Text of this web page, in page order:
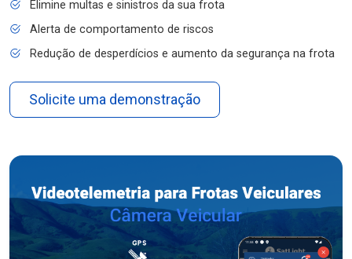
Elimine multas e sinistros da sua frota
Alerta de comportamento de riscos
Redução de desperdícios e aumento da segurança na frota
Solicite uma demonstração